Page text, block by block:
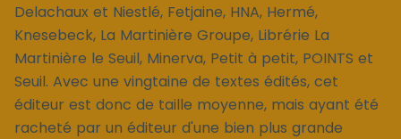
Delachaux et Niestlé, Fetjaine, HNA, Hermé,
Knesebeck, La Martinière Groupe, Librérie La
Martinière le Seuil, Minerva, Petit à petit, POINTS et
Seuil. Avec une vingtaine de textes édités, cet
éditeur est donc de taille moyenne, mais ayant été
racheté par un éditeur d'une bien plus grande